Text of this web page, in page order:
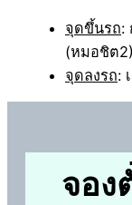
จุดขึ้นรถ:
(หมอชิต2)
จุดลงรถ:
จอง